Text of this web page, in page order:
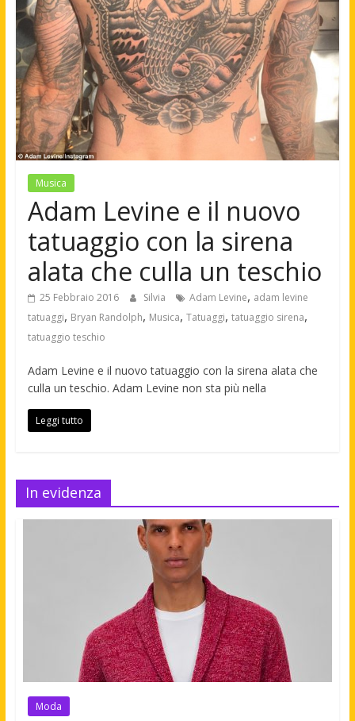
Musica
Adam Levine e il nuovo
tatuaggio con la sirena
alata che culla un teschio
25 Febbraio 2016 Silvia Adam Levine, adam levine
tatuaggi, Bryan Randolph, Musica, Tatuaggi, tatuaggio sirena,
tatuaggio teschio
Adam Levine e il nuovo tatuaggio con la sirena alata che
culla un teschio. Adam Levine non sta più nella
Leggi tutto
In evidenza
Moda